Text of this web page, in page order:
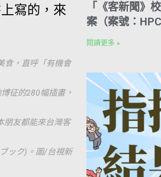
寫的，來
食，直呼「有機會
征的280幅插畫，
朋友都能來台灣客
ック)。圖/台視新
「《客新聞》
案（案號：
閱讀更多 »